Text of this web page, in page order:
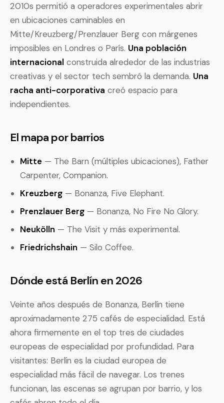
2010s permitió a operadores experimentales abrir
en ubicaciones caminables en
Mitte/Kreuzberg/Prenzlauer Berg con márgenes
imposibles en Londres o París. Una población
internacional construida alrededor de las industrias
creativas y el sector tech sembró la demanda. Una
racha anti-corporativa creó espacio para
independientes.
El mapa por barrios
Mitte — The Barn (múltiples ubicaciones), Father
Carpenter, Companion.
Kreuzberg — Bonanza, Five Elephant.
Prenzlauer Berg — Bonanza, No Fire No Glory.
Neukölln — The Visit y más experimental.
Friedrichshain — Silo Coffee.
Dónde está Berlín en 2026
Veinte años después de Bonanza, Berlín tiene
aproximadamente 275 cafés de especialidad. Está
ahora firmemente en el top tres de ciudades
europeas de especialidad por profundidad. Para
visitantes: Berlín es la ciudad europea de
especialidad más fácil de navegar. Los trenes
funcionan, las escenas se agrupan por barrio, y los